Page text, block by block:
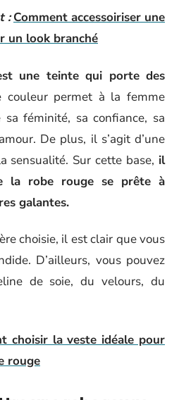
: Comment accessoiriser une
un look branché
une teinte qui porte des
couleur permet à la femme
féminité, sa confiance, sa
De plus, il s’agit d’une
sensualité. Sur cette base, il
la robe rouge se prête à
galantes.
choisie, il est clair que vous
D’ailleurs, vous pouvez
de soie, du velours, du
choisir la veste idéale pour
rouge